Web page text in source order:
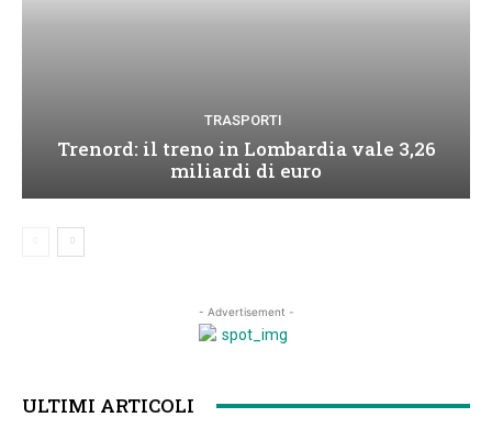
TRASPORTI
Trenord: il treno in Lombardia vale 3,26
miliardi di euro
- Advertisement -
ULTIMI ARTICOLI